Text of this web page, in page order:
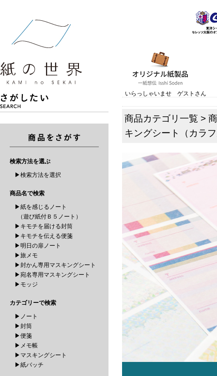
検索方法を選ぶ
▶検索方法を選択
商品名で検索
▶紙を感じるノート
（遊び紙付Ｂ５ノート）
▶キモチを届ける封筒
▶キモチを伝える便箋
▶明日の扉ノート
▶旅メモ
▶封かん専用マスキングシート
▶宛名専用マスキングシート
▶モッジ
カテゴリーで検索
▶ノート
▶封筒
▶便箋
▶メモ帳
▶マスキングシート
▶紙バッチ
いらっしゃいませ ゲストさん
商品カテゴリ一覧 >
キングシート（カラ